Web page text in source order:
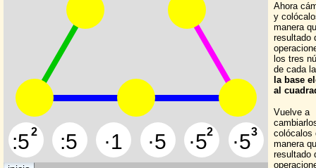
Ahora
y
manera
resultado
los tres
de cada
la base
al
Vuelve a
colócalos
manera
resultado